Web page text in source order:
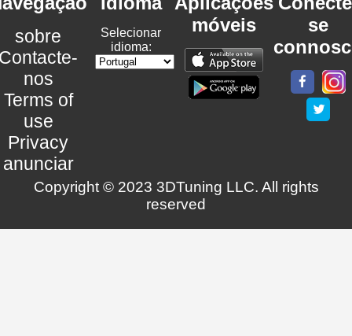
sobre
nos
Terms of
use
Privacy
anunciar
Selecionar
idioma:
móveis
se
Copyright © 2023 3DTuning LLC. All rights
reserved